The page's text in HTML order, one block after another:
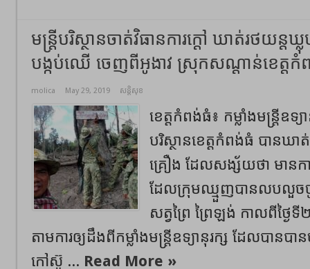
មន្រ្ដីបរិស្ថានចាត់វិធានការក្ដៅ ឃាត់រថយន្
បង្កប់ឈើ ចេញពីអូងាវ ស្រុកសណ្តាន់ខេត្តកំព
molica May 29, 2019 សន្តិសុខ
ខេត្តកំពង់ធំ៖ កម្លាំងមន្ត្រីឧទ្យ
បរិស្ថានខេត្តកំពង់ធំ បាន
គ្រឿង ដែលសង្ស័យថា មាន
ដែលក្រុមឈ្មួញបានលបលួចចូ
សត្វព្រៃ ព្រៃឡង់ កាលពីថ្ងៃ
តាមការឲ្យដឹងពីកម្លាំងមន្ត្រីឧទ្យានុរក្ស ដែលបានប
កៅស៊ូ ... Read More »